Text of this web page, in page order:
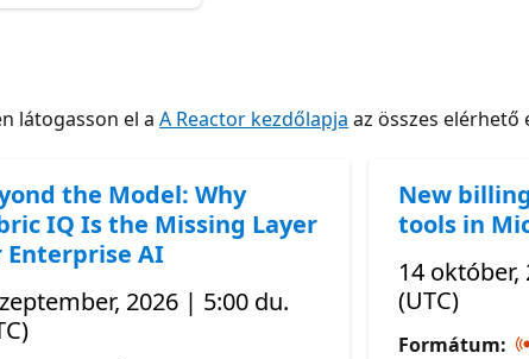
látogasson el aA Reactor kezdőlapja az összes elérhető
the Model: Why
IQ Is the Missing Layer
Enterprise AI
2026 | 5:00 du.
New
tools in
14 október,
(UTC)
Formátum: